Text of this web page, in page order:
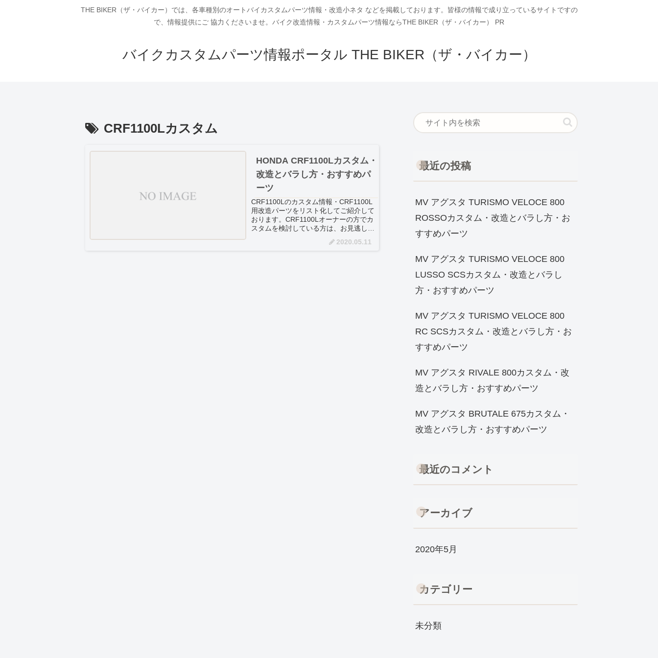
THE BIKER（ザ・バイカー）では、各車種別のオートバイカスタムパーツ情報・改造小ネタ などを掲載しております。皆様の情報で成り立っているサイトですの
で、情報提供にご 協力くださいませ。バイク改造情報・カスタムパーツ情報ならTHE BIKER（ザ・バイカー） PR
バイクカスタムパーツ情報ポータル THE BIKER（ザ・バイカー）
CRF1100Lカスタム
HONDA CRF1100Lカスタム・
改造とバラし方・おすすめパ
ーツ
CRF1100Lのカスタム情報・CRF1100L
用改造パーツをリスト化してご紹介して
おります。CRF1100Lオーナーの方でカ
スタムを検討している方は、お見逃しな
く！HID/LED等のドレスアップパーツも
紹介しています。また、燃費向上テクニ
2020.05.11
最近の投稿
MV アグスタ TURISMO VELOCE 800
ROSSOカスタム・改造とバラし方・お
すすめパーツ
MV アグスタ TURISMO VELOCE 800
LUSSO SCSカスタム・改造とバラし
方・おすすめパーツ
MV アグスタ TURISMO VELOCE 800
RC SCSカスタム・改造とバラし方・お
すすめパーツ
MV アグスタ RIVALE 800カスタム・改
造とバラし方・おすすめパーツ
MV アグスタ BRUTALE 675カスタム・
改造とバラし方・おすすめパーツ
最近のコメント
アーカイブ
2020年5月
カテゴリー
未分類